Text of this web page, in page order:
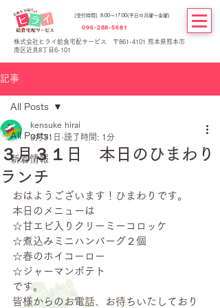
[受付時間] 8:00～17:00(平日の月曜～金曜)
096-288-5681
株式会社ヒライ給食宅配サービス 〒861-4101 熊本県熊本市
南区近見8丁目6-101
記事
All Posts
新着情報
All Posts
３月３１日 本日のひまわり
ランチ
kensuke hirai
3月31日 読了時間: 1分
おはようございます！ひまわりです。
本日のメニューは
☆甘エビ入りクリーミーコロッケ
☆煮込みミニハンバーグ２個
☆春のホイコーロー
☆ジャーマンポテト
です。
皆様からのお電話、お待ちいたしており